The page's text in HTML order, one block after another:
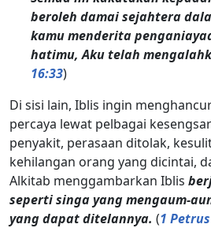
beroleh damai sejahtera
kamu menderita
hatimu, Aku telah
16:33)
Di sisi lain, Iblis ingin
percaya lewat pelbagai
penyakit, perasaan ditolak,
kehilangan orang yang dicintai,
Alkitab menggambarkan Iblis
seperti singa yang mengaum-
yang dapat ditelannya. (1